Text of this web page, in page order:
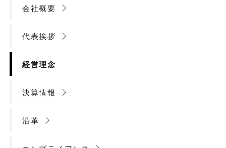
会社概要
代表挨拶
経営理念
決算情報
沿革